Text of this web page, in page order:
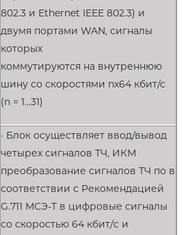
802.3 и Ethernet IEEE 802.3) и
двумя портами WAN, сигналы
которых
коммутируются на внутреннюю
шину со скоростями nх64 кбит/с
(n = 1…31)
· Блок осуществляет ввод/вывод
четырех сигналов ТЧ, ИКМ
преобразование сигналов ТЧ по в
соответствии с Рекомендацией
G.711 МСЭ-Т в цифровые сигналы
со скоростью 64 кбит/c и